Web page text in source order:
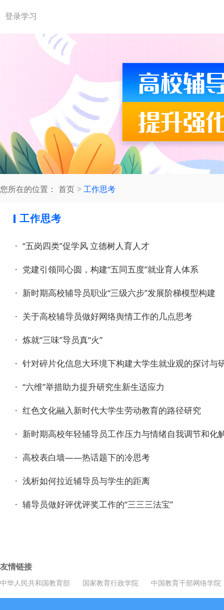
登录学习
您所在的位置： 首页 工作思考
工作思考
· “五岗四类”促学风 立德树人育人才
· 党建引领同心圆，构建“五同五度”就业育人体系
· 新时期高校辅导员职业“三级六步”发展阶梯模型构建
· 关于高校辅导员做好网络舆情工作的几点思考
· 炼就“三味”导员真“火”
· 针对碎片化信息大环境下构建大学生就业观的探讨与
· “六维”举措助力提升研究生新生适应力
· 红色文化融入新时代大学生劳动教育的路径研究
· 新时期高校年轻辅导员工作压力与情绪自我调节和化
· 高校表白墙——热话题下的冷思考
· 浅析如何拉近辅导员与学生的距离
· 辅导员做好评优评奖工作的“三三三法宝”
友情链接
中华人民共和国教育部 国家教育行政学院 中国教育干部网络学院